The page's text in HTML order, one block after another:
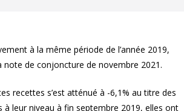
à la même période de l’année 2019,
note de conjoncture de novembre 2021.
recettes s’est atténué à -6,1% au titre des
leur niveau à fin septembre 2019, elles ont